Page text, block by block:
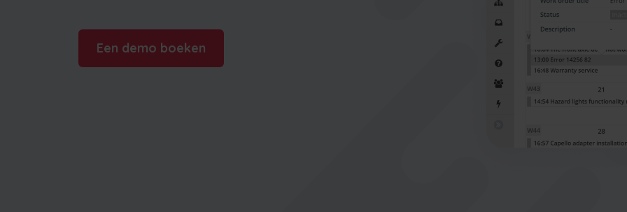
Norsk bokmål српски
Türkçe
Een demo boeken